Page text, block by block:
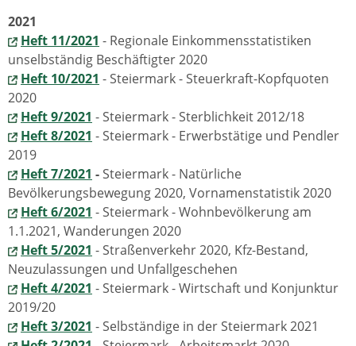
2021
Heft 11/2021 - Regionale Einkommensstatistiken
unselbständig Beschäftigter 2020
Heft 10/2021 - Steiermark - Steuerkraft-Kopfquoten
2020
Heft 9/2021 - Steiermark - Sterblichkeit 2012/18
Heft 8/2021 - Steiermark - Erwerbstätige und Pendler
2019
Heft 7/2021 -Steiermark - Natürliche
Bevölkerungsbewegung 2020, Vornamenstatistik 2020
Heft 6/2021 - Steiermark - Wohnbevölkerung am
1.1.2021, Wanderungen 2020
Heft 5/2021 - Straßenverkehr 2020, Kfz-Bestand,
Neuzulassungen und Unfallgeschehen
Heft 4/2021 - Steiermark - Wirtschaft und Konjunktur
2019/20
Heft 3/2021 -Selbständige in der Steiermark 2021